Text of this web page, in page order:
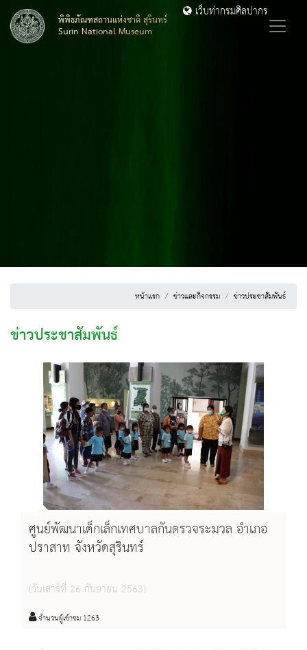
พิพิธภัณฑสถานแห่งชาติ สุรินทร์
Surin National Museum
เว็บท่ากรมศิลปากร
หน้าแรก ข่าวและกิจกรรม ข่าวประชาสัมพันธ์
ข่าวประชาสัมพันธ์
ศูนย์พัฒนาเด็กเล็กเทศบาลกันตรวจระมวล อำเภอ
ปราสาท จังหวัดสุรินทร์
(วันเสาร์ที่ 26 กันยายน 2563)
จำนวนผู้เข้าชม 1263